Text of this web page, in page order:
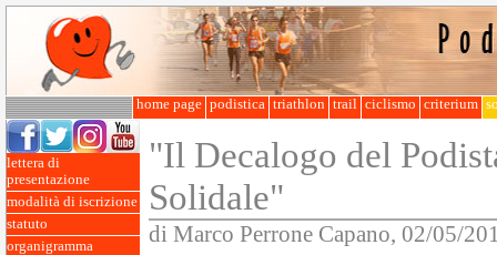
home page podistica triathlon trail ciclismo criterium
lettera di
presentazione
modalità di iscrizione
statuto
organigramma
"Il Decalogo del
Solidale"
di Marco Perrone Capano, 02/05/